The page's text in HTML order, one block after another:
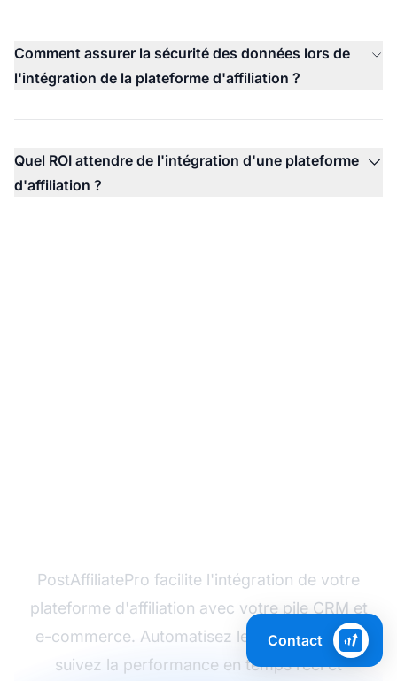
Comment assurer la sécurité des données lors de
l'intégration de la plateforme d'affiliation ?
Quel ROI attendre de l'intégration d'une plateforme
d'affiliation ?
PostAffiliatePro facilite l'intégration de votre
plateforme d'affiliation avec votre pile CRM et
e-commerce. Automatisez les commissions,
suivez la performance en temps réel et
Contact